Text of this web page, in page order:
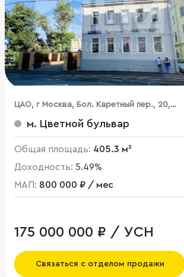
ЦАО, г Москва, Бол. Каретный пер., 20,
стр. 2м. Цветной бульвар
Общая площадь: 405.3 м²
Доходность: 5.49%
МАП: 800 000 ₽ / мес
175 000 000 ₽ / УСН
Связаться с отделом продажи